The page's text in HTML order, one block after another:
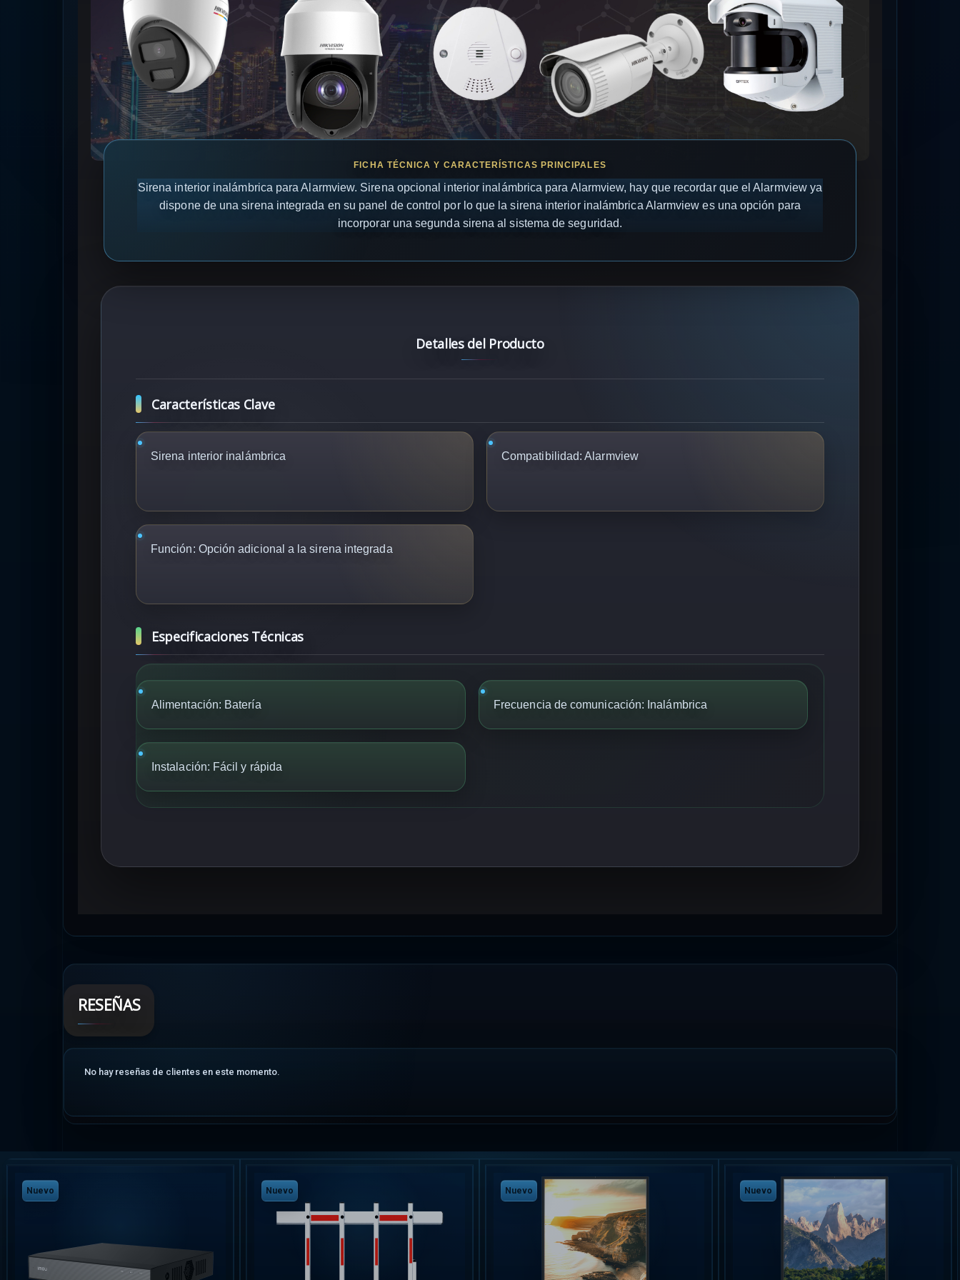
Sirena interior inalámbrica para Alarmview. Sirena opcional interior inalámbrica para Alarmview, hay que recordar que el Alarmview ya
dispone de una sirena integrada en su panel de control por lo que la sirena interior inalámbrica Alarmview es una opción para
incorporar una segunda sirena al sistema de seguridad.
Detalles del Producto
Características Clave
Sirena interior inalámbrica Compatibilidad: Alarmview
Función: Opción adicional a la sirena integrada
Especificaciones Técnicas
Alimentación: Batería Frecuencia de comunicación: Inalámbrica
Instalación: Fácil y rápida
RESEÑAS
No hay reseñas de clientes en este momento.
Nuevo
Nuevo
Nuevo
Nuevo